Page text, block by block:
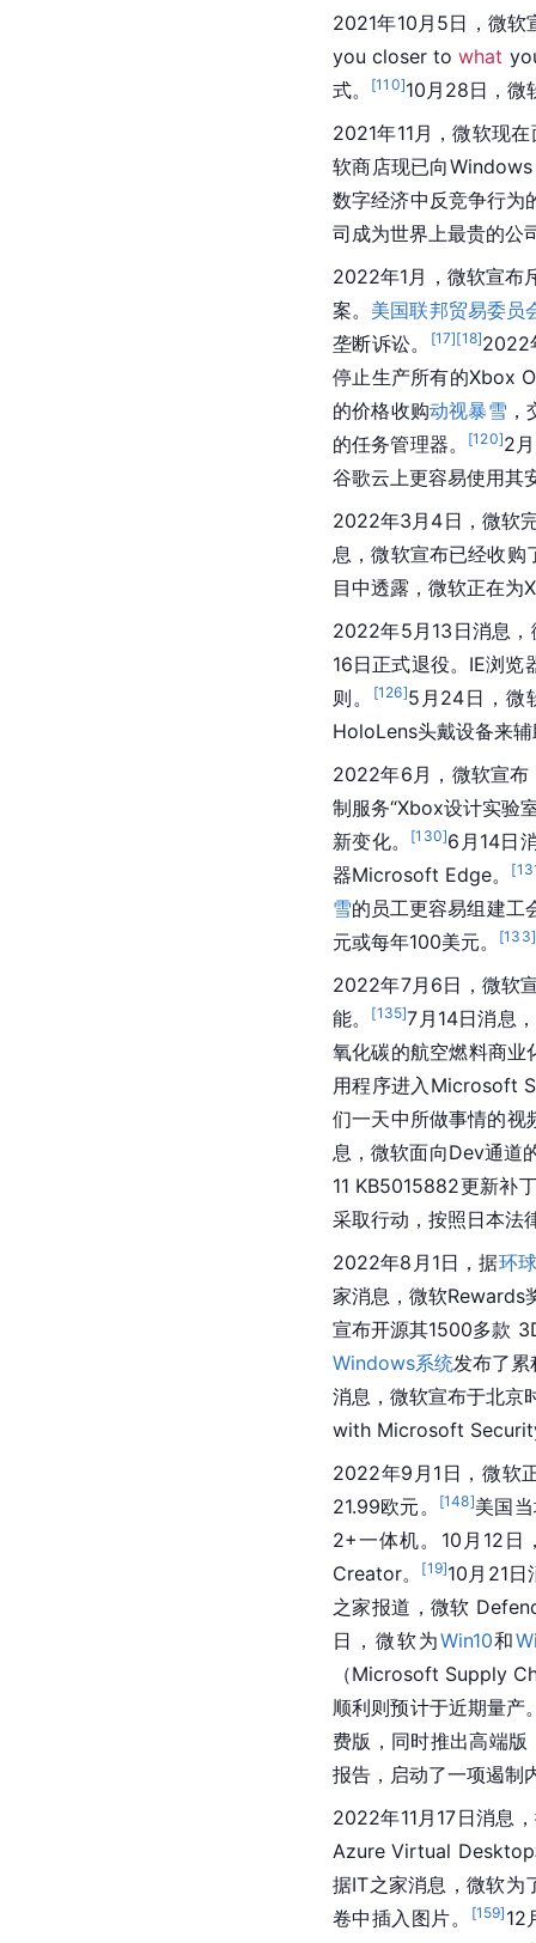
2021年10月5日，微软
you closer to what
式。
[110]10月28日，
2021年11月，微软现
软商店现已向
数字经济中反竞争行为
司成为世界上最贵的公
2022年1月，微软宣布
案。 美国联邦贸易委员
垄断诉讼。
[17][18]2022
停止生产所有的Xbox
的价格收购动视暴雪
的任务管理器。
[120]2
谷歌云上更容易使用其
2022年3月4日， 微软
息，微软宣布已经收购
目中透露，微软正在为
2022年5月13日消息，
16日正式退役。IE浏览
则。
[126]5月24日，微
HoloLens头戴设备来
2022年6月，微软宣
制服务“Xbox设计实验
新变化。
[130]6月14日
器Microsoft Edge。
[
雪的员工更容易组建工
元或每年100美元。
[133]
2022年7月6日，微软
能。
[135]7月14日消息
氧化碳的航空燃料商业
用程序进入 Microsoft
们一天中所做事情的视
息，微软面向Dev通道
11 KB5015882更新补
采取行动，按照日本法
2022年8月1日，据环
家消息，微软Rewards
宣布开源其1500多款
Windows系统发布了
消息，微软宣布于北京
with Microsoft
2022年9月1日，微软
21.99欧元。
[148]美国
2+一体机。10月12日
Creator。
[19]10月21日
之家报道，微软
日， 微软为Win10和
（Microsoft Supply
顺利则预计于近期量产
费版，同时推出高端
报告，启动了一项遏制
2022年11月17日消息
Azure Virtual
据IT之家消息，微软为
卷中插入图片。
[159] 12